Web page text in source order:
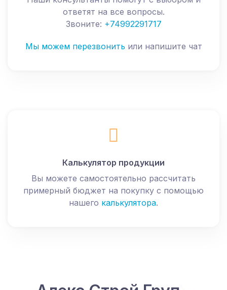
ответят на все вопросы.
Звоните: +74992291717
Мы можем перезвонить или напишите чат
Калькулятор продукции
Вы можете самостоятельно рассчитать
примерный бюджет на покупку с помощью
нашего калькулятора.